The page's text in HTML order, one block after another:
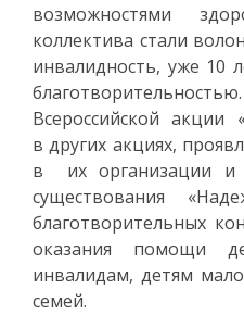
возможностями
коллектива стали
инвалидность, уже 10
Всероссийской акции
в других акциях,
в их организации и
существования
благотворительных
оказания помощи
инвалидам, детям
семей.